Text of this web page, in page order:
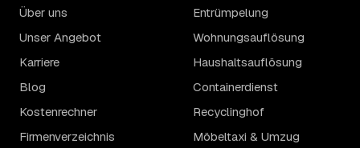
Über uns
Unser Angebot
Karriere
Blog
Kostenrechner
Firmenverzeichnis
Entrümpelung
Wohnungsauflösung
Haushaltsauflösung
Containerdienst
Recyclinghof
Möbeltaxi & Umzug